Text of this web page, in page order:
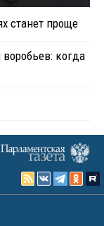
станет проще
когда